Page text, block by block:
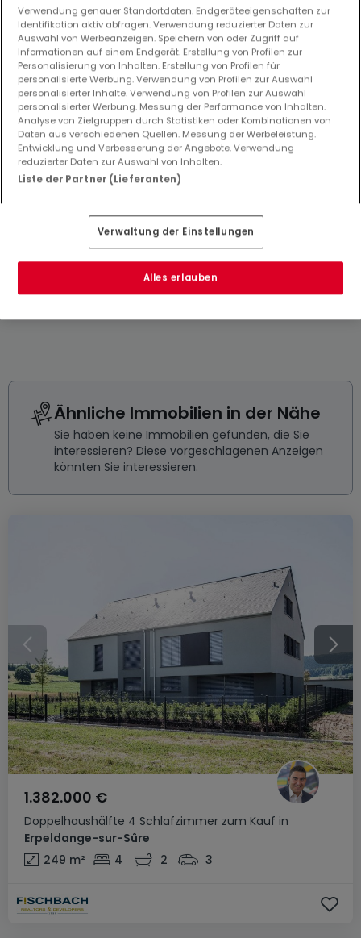
595.000 €
1
Ähnliche Immobilien in der Nähe
Sie haben keine Immobilien gefunden, die Sie
interessieren? Diese vorgeschlagenen Anzeigen
könnten Sie interessieren.
Doppelhaushälfte 4 Schlafzimmer zum Kauf in
Erpeldange-sur-Sûre
1.382.000 €
249 m² 4 2 3
Verwendung genauer Standortdaten. Endgeräteeigenschaften zur
Identifikation aktiv abfragen. Verwendung reduzierter Daten zur
Auswahl von Werbeanzeigen. Speichern von oder Zugriff auf
Informationen auf einem Endgerät. Erstellung von Profilen zur
Personalisierung von Inhalten. Erstellung von Profilen für
personalisierte Werbung. Verwendung von Profilen zur Auswahl
personalisierter Inhalte. Verwendung von Profilen zur Auswahl
personalisierter Werbung. Messung der Performance von Inhalten.
Analyse von Zielgruppen durch Statistiken oder Kombinationen von
Daten aus verschiedenen Quellen. Messung der Werbeleistung.
Entwicklung und Verbesserung der Angebote. Verwendung
reduzierter Daten zur Auswahl von Inhalten.
Liste der Partner (Lieferanten)
Verwaltung der Einstellungen
Alles erlauben